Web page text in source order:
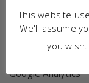
unverlangten
durch Spam-
Google Analytics
This website
We'll assume
you wish.